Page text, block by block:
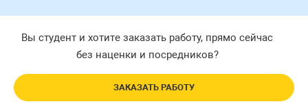
Вы студент и хотите заказать работу, прямо сейчас
без наценки и посредников?
ЗАКАЗАТЬ РАБОТУ